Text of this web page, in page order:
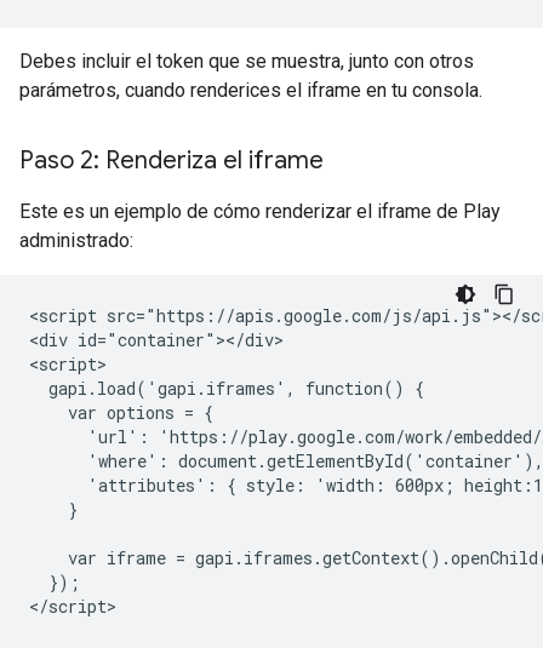
Debes incluir el token que se muestra, junto con otros
parámetros, cuando renderices el iframe en tu consola.
Paso 2: Renderiza el iframe
Este es un ejemplo de cómo renderizar el iframe de Play
administrado:
<script src="https://apis.google.com/js/api.js"></
<div id="container"></div>
<script>
  gapi.load('gapi.iframes', function() {
    var options = {
'url': 'https://play.google.com/work/
      'where': document.getElementById('container'),
'attributes': { style: 'width: 600px;
    }
var iframe =
  });